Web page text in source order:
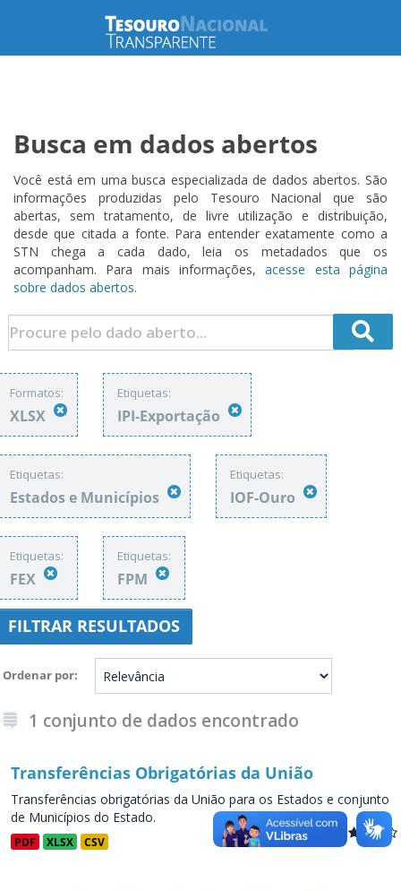
Busca em dados abertos
Você está em uma busca especializada de dados abertos. São
informações produzidas pelo Tesouro Nacional que são
abertas, sem tratamento, de livre utilização e distribuição,
desde que citada a fonte. Para entender exatamente como a
STN chega a cada dado, leia os metadados que os
acompanham. Para mais informações,acesse esta página
sobre dados abertos.
Formatos:
XLSX
Etiquetas:
IPI-Exportação
Etiquetas:
Estados e Municípios
Etiquetas:
IOF-Ouro
Etiquetas:
FEX
Etiquetas:
FPM
FILTRAR RESULTADOS
Ordenar por
1 conjunto de dados encontrado
Transferências Obrigatórias da União
Transferências obrigatórias da União para os Estados e conjunto
de Municípios do Estado.
PDF XLSX CSV